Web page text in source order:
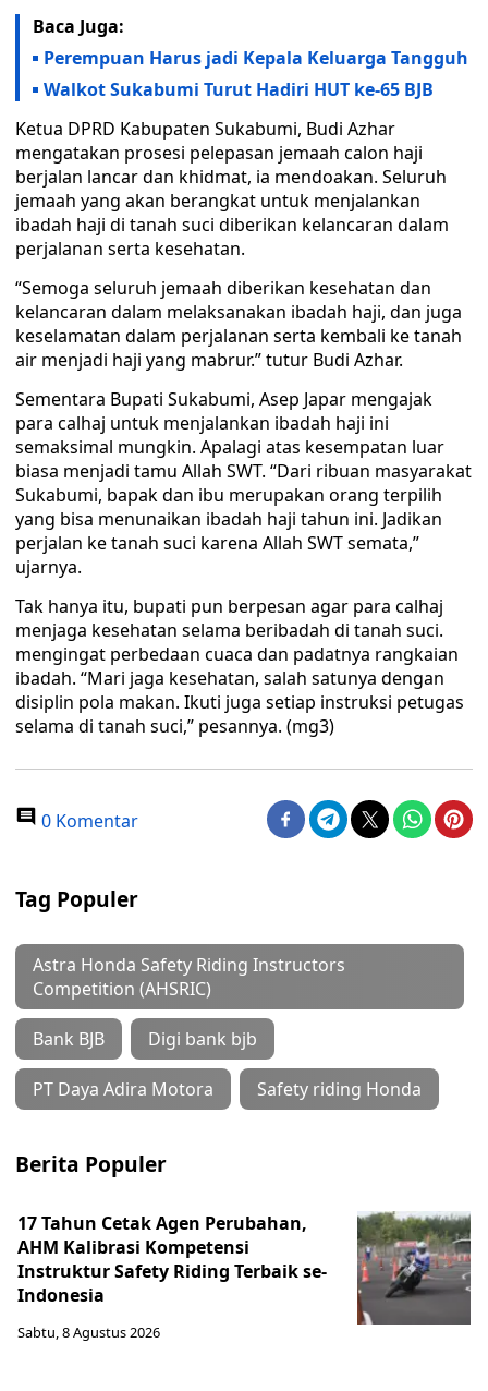
Baca Juga:
Perempuan Harus jadi Kepala Keluarga Tangguh
Walkot Sukabumi Turut Hadiri HUT ke-65 BJB
Ketua DPRD Kabupaten Sukabumi, Budi Azhar
mengatakan prosesi pelepasan jemaah calon haji
berjalan lancar dan khidmat, ia mendoakan. Seluruh
jemaah yang akan berangkat untuk menjalankan
ibadah haji di tanah suci diberikan kelancaran dalam
perjalanan serta kesehatan.
“Semoga seluruh jemaah diberikan kesehatan dan
kelancaran dalam melaksanakan ibadah haji, dan juga
keselamatan dalam perjalanan serta kembali ke tanah
air menjadi haji yang mabrur.” tutur Budi Azhar.
Sementara Bupati Sukabumi, Asep Japar mengajak
para calhaj untuk menjalankan ibadah haji ini
semaksimal mungkin. Apalagi atas kesempatan luar
biasa menjadi tamu Allah SWT. “Dari ribuan masyarakat
Sukabumi, bapak dan ibu merupakan orang terpilih
yang bisa menunaikan ibadah haji tahun ini. Jadikan
perjalan ke tanah suci karena Allah SWT semata,”
ujarnya.
Tak hanya itu, bupati pun berpesan agar para calhaj
menjaga kesehatan selama beribadah di tanah suci.
mengingat perbedaan cuaca dan padatnya rangkaian
ibadah. “Mari jaga kesehatan, salah satunya dengan
disiplin pola makan. Ikuti juga setiap instruksi petugas
selama di tanah suci,” pesannya. (mg3)
0 Komentar
Tag Populer
Astra Honda Safety Riding Instructors
Competition (AHSRIC)
Bank BJB Digi bank bjb
PT Daya Adira Motora Safety riding Honda
Berita Populer
17 Tahun Cetak Agen Perubahan,
AHM Kalibrasi Kompetensi
Instruktur Safety Riding Terbaik se-
Indonesia
Sabtu, 8 Agustus 2026